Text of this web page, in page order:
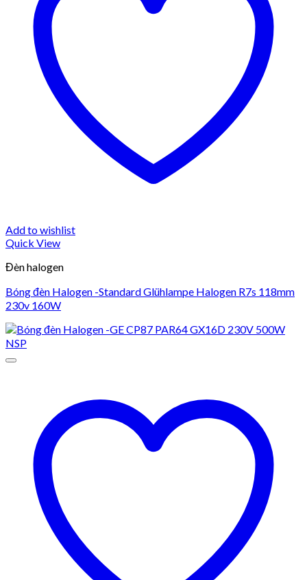
Add to wishlist
Quick View
Đèn halogen
Bóng đèn Halogen -Standard Glühlampe Halogen R7s 118mm
230v 160W